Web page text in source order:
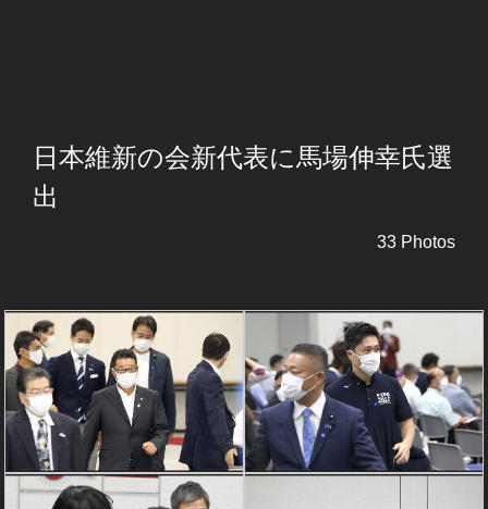
日本維新の会新代表に馬場伸幸氏選
出
33 Photos